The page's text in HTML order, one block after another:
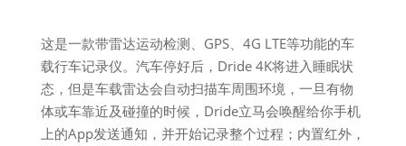
这是一款带雷达运动检测、GPS、4G LTE等功能的车
载行车记录仪。汽车停好后，Dride 4K将进入睡眠状
态，但是车载雷达会自动扫描车周围环境，一旦有物
体或车靠近及碰撞的时候，Dride立马会唤醒给你手机
上的App发送通知，并开始记录整个过程；内置红外，